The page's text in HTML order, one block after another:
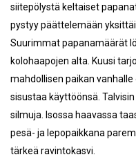
siitepölystä keltaiset
pystyy päättelemään
Suurimmat papanamäärät
kolohaapojen alta. Kuusi
mahdollisen paikan
sisustaa käyttöönsä.
silmuja. Isossa haavassa
pesä- ja lepopaikkana
tärkeä ravintokasvi.